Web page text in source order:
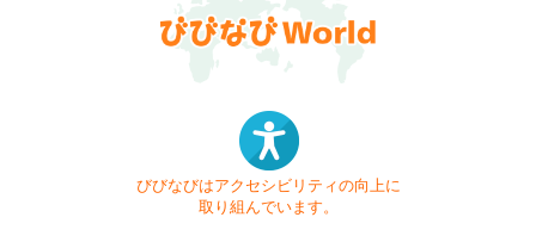
びびなびはアクセシビリティの向上に
取り組んでいます。